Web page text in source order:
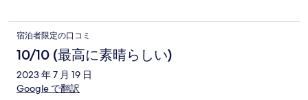
宿泊者限定の口コミ
10/10 (最高に素晴らしい)
2023 年 7 月 19 日
Google で翻訳